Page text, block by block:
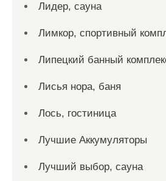
Лидер, сауна
Лимкор, спортивный
Липецкий банный
Лисья нора, баня
Лось, гостиница
Лучшие Аккумуляторы
Лучший выбор, сауна